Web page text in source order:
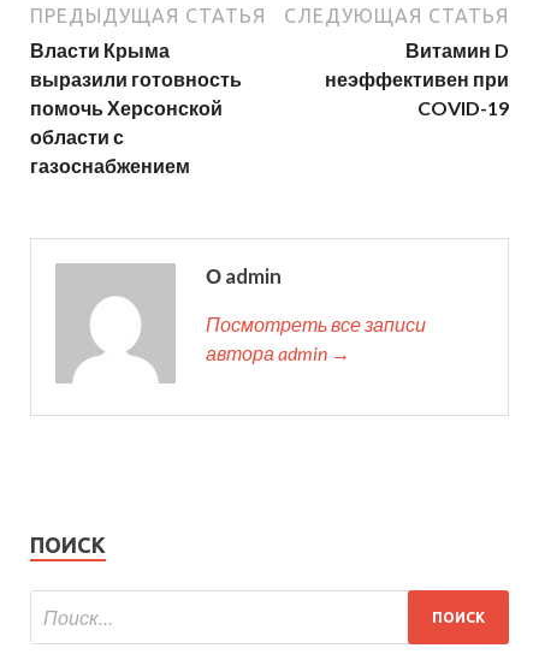
ПРЕДЫДУЩАЯ СТАТЬЯ
Власти Крыма
выразили готовность
помочь Херсонской
области с
газоснабжением
СЛЕДУЮЩАЯ СТАТЬЯ
Витамин D
неэффективен при
COVID-19
О admin
Посмотреть все записи
автора admin →
ПОИСК